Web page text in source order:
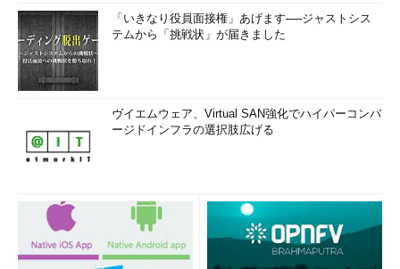
能が不足していることを疑う必要がある。もしCPUの性能不足な
ら、もっと高速なCPUのシステムにすべきであろう（もっともゲ
ームでもしない限り、実際にはそのようなことは少ないが）。
CPUに余裕があるのにシステム全体の処理が遅い場合は、メモ
リが不足していてページングが頻繁に起こっていないか、ディス
ク入出力が遅くて待ち時間が長くなっていないかなどを、後述の
［メモリ］［
時間を表示する
］を「オン
」にすると、Windows OSのカーネル
内部での処理に要する使用率を表示できる。例えばディスクI/O
やファイルシステムの暗号化、圧縮処理などで時間がかかると、
「いきなり役員面接権」あげます──ジャストシス
テムから「挑戦状」が届きました
ヴイエムウェア、Virtual SAN強化でハイパーコンバ
ージドインフラの選択肢広げる